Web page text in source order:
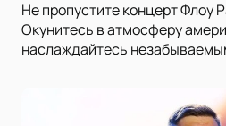
Не пропустите концерт Флоу
Окунитесь в атмосферу
наслаждайтесь